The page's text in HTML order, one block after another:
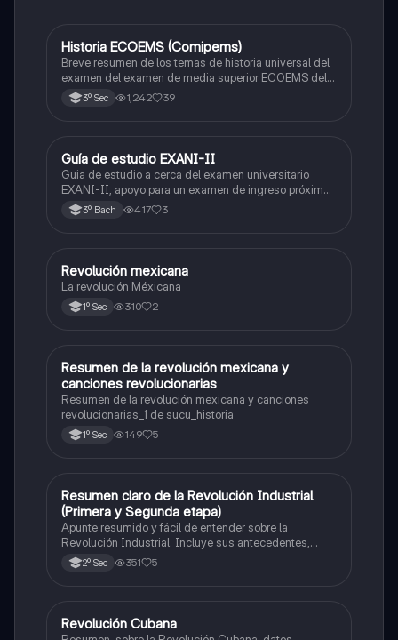
Historia
Historia ECOEMS (Comipems)
Breve resumen de los temas de historia universal del
examen del examen de media superior ECOEMS del
valle de México
3º Sec 1,242 39
Historia
Guía de estudio EXANI-II
Guia de estudio a cerca del examen universitario
EXANI-II, apoyo para un examen de ingreso próximo
2026.3º Bach 417 3
Historia
Revolución mexicana
La revolución Méxicana
1º Sec 310 2
Historia
Resumen de la revolución mexicana y
canciones revolucionarias
Resumen de la revolución mexicana y canciones
revolucionarias_1 de sucu_historia
1º Sec 149 5
Historia
Resumen claro de la Revolución Industrial
(Primera y Segunda etapa)
Apunte resumido y fácil de entender sobre la
Revolución Industrial. Incluye sus antecedentes,
inventos clave, y las diferencias entre la Primera y la
Segunda Revolución Industrial. Ideal para estudiar
2º Sec 351 5
Historia
Revolución Cubana